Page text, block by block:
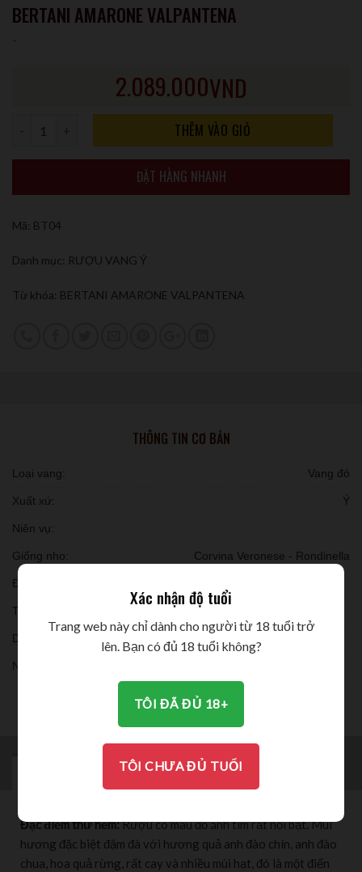
BERTANI AMARONE VALPANTENA
2.089.000VND
THÊM VÀO GIỎ
ĐẶT HÀNG NHANH
Mã: BT04
Danh mục: RƯỢU VANG Ý
Từ khóa: BERTANI AMARONE VALPANTENA
THÔNG TIN CƠ BẢN
Loại vang: Vang đỏ
Xuất xứ: Ý
Niên vụ:
Giống nho: Corvina Veronese - Rondinella
Đóng chai:
Thời gian ủ:
Dung tích:
Nồng độ:
THƯỞNG THỨC
BRAND
Đặc điểm thử nếm:Rượu có màu đỏ ánh tím rất nổi bật. Mùi
hương đặc biệt đậm đà với hương quả anh đào chín, anh đào
chua, hoa quả rừng, rất cay và nhiều mùi hạt, đó là một điển
Xác nhận độ tuổi
Trang web này chỉ dành cho người từ 18 tuổi trở
lên. Bạn có đủ 18 tuổi không?
TÔI ĐÃ ĐỦ 18+
TÔI CHƯA ĐỦ TUỔI